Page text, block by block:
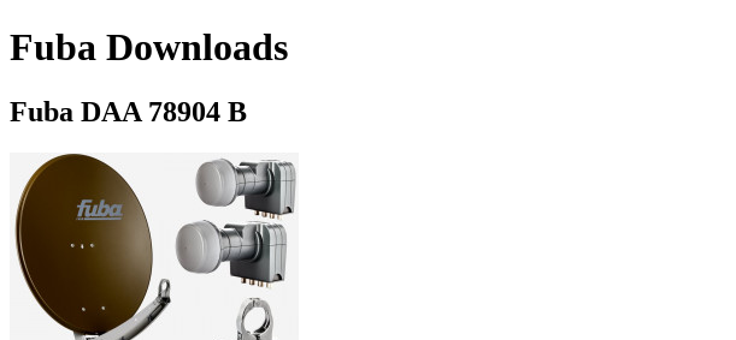
Fuba Downloads
Fuba DAA 78904 B